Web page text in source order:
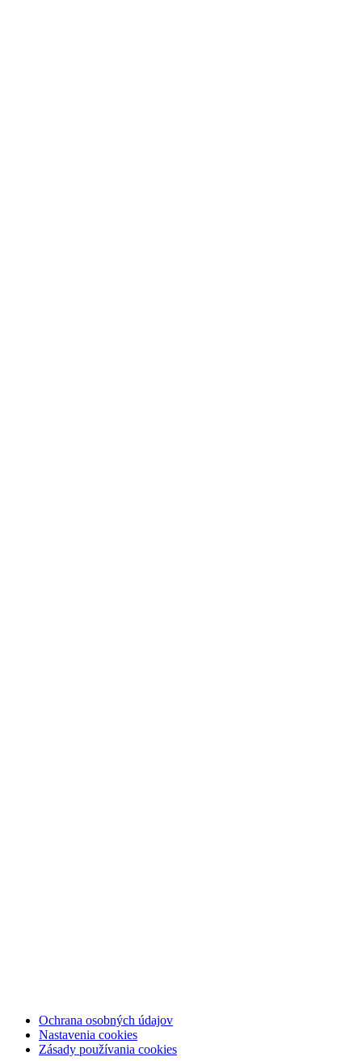
Ochrana osobných údajov
Nastavenia cookies
Zásady používania cookies